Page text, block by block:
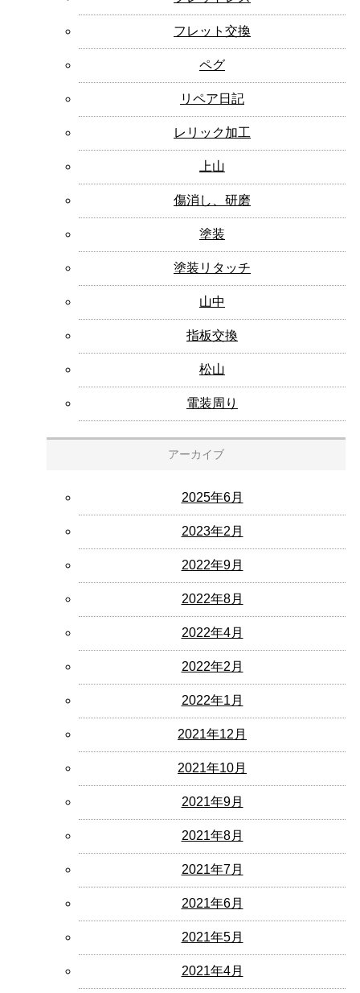
フレット交換
ペグ
リペア日記
レリック加工
上山
傷消し、研磨
塗装
塗装リタッチ
山中
指板交換
松山
電装周り
アーカイブ
2025年6月
2023年2月
2022年9月
2022年8月
2022年4月
2022年2月
2022年1月
2021年12月
2021年10月
2021年9月
2021年8月
2021年7月
2021年6月
2021年5月
2021年4月